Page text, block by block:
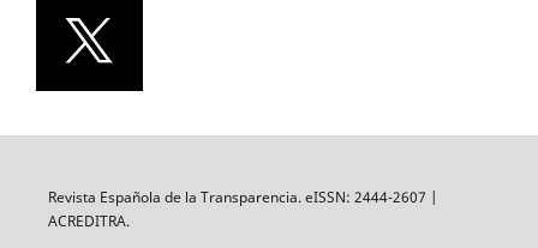
Revista Española de la Transparencia. eISSN: 2444-2607 |
ACREDITRA.